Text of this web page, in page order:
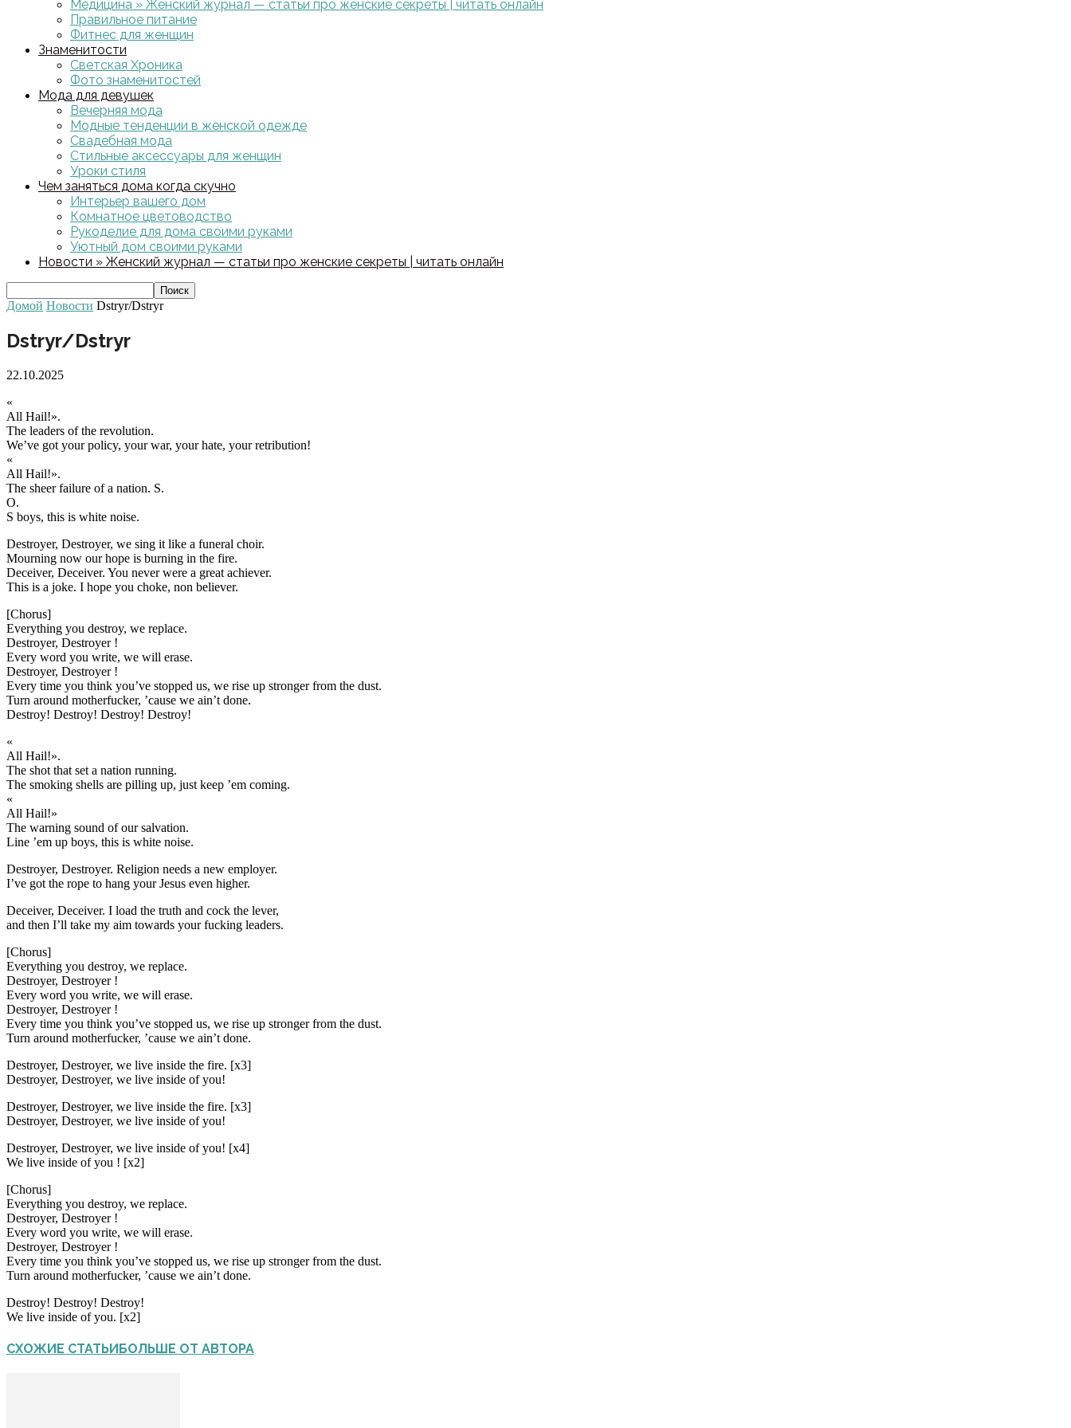
Медицина » Женский журнал — статьи про женские секреты | читать онлайн
Правильное питание
Фитнес для женщин
Знаменитости
Светская Хроника
Фото знаменитостей
Мода для девушек
Вечерняя мода
Модные тенденции в женской одежде
Свадебная мода
Стильные аксессуары для женщин
Уроки стиля
Чем заняться дома когда скучно
Интерьер вашего дом
Комнатное цветоводство
Рукоделие для дома своими руками
Уютный дом своими руками
Новости » Женский журнал — статьи про женские секреты | читать онлайн
Домой Новости Dstryr/Dstryr
Dstryr/Dstryr
22.10.2025
«
All Hail!».
The leaders of the revolution.
We’ve got your policy, your war, your hate, your retribution!
«
All Hail!».
The sheer failure of a nation. S.
O.
S boys, this is white noise.
Destroyer, Destroyer, we sing it like a funeral choir.
Mourning now our hope is burning in the fire.
Deceiver, Deceiver. You never were a great achiever.
This is a joke. I hope you choke, non believer.
[Chorus]
Everything you destroy, we replace.
Destroyer, Destroyer !
Every word you write, we will erase.
Destroyer, Destroyer !
Every time you think you’ve stopped us, we rise up stronger from the dust.
Turn around motherfucker, ’cause we ain’t done.
Destroy! Destroy! Destroy! Destroy!
«
All Hail!».
The shot that set a nation running.
The smoking shells are pilling up, just keep ’em coming.
«
All Hail!»
The warning sound of our salvation.
Line ’em up boys, this is white noise.
Destroyer, Destroyer. Religion needs a new employer.
I’ve got the rope to hang your Jesus even higher.
Deceiver, Deceiver. I load the truth and cock the lever,
and then I’ll take my aim towards your fucking leaders.
[Chorus]
Everything you destroy, we replace.
Destroyer, Destroyer !
Every word you write, we will erase.
Destroyer, Destroyer !
Every time you think you’ve stopped us, we rise up stronger from the dust.
Turn around motherfucker, ’cause we ain’t done.
Destroyer, Destroyer, we live inside the fire. [x3]
Destroyer, Destroyer, we live inside of you!
Destroyer, Destroyer, we live inside the fire. [x3]
Destroyer, Destroyer, we live inside of you!
Destroyer, Destroyer, we live inside of you! [x4]
We live inside of you ! [x2]
[Chorus]
Everything you destroy, we replace.
Destroyer, Destroyer !
Every word you write, we will erase.
Destroyer, Destroyer !
Every time you think you’ve stopped us, we rise up stronger from the dust.
Turn around motherfucker, ’cause we ain’t done.
Destroy! Destroy! Destroy!
We live inside of you. [x2]
СХОЖИЕ СТАТЬИБОЛЬШЕ ОТ АВТОРА